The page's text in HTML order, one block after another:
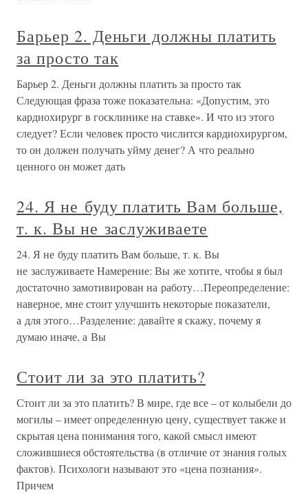
Барьер 2. Деньги должны платить
за просто так
Барьер 2. Деньги должны платить за просто так
Следующая фраза тоже показательна: «Допустим, это
кардиохирург в госклинике на ставке». И что из этого
следует? Если человек просто числится кардиохирургом,
то он должен получать уйму денег? А что реально
ценного он может дать
24. Я не буду платить Вам больше,
т. к. Вы не заслуживаете
24. Я не буду платить Вам больше, т. к. Вы
не заслуживаете Намерение: Вы же хотите, чтобы я был
достаточно замотивирован на работу…Переопределение:
наверное, мне стоит улучшить некоторые показатели,
а для этого…Разделение: давайте я скажу, почему я
думаю иначе, а Вы
Стоит ли за это платить?
Стоит ли за это платить? В мире, где все – от колыбели до
могилы – имеет определенную цену, существует также и
скрытая цена понимания того, какой смысл имеют
сложившиеся обстоятельства (в отличие от знания голых
фактов). Психологи называют это «цена познания».
Причем